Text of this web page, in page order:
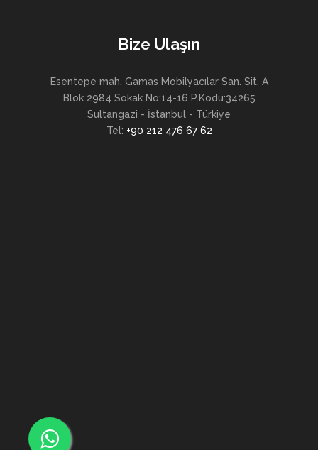
Bize Ulaşın
Esentepe mah. Gamas Mobilyacılar San. Sit. A
Blok 2984 Sokak No:14-16 P.Kodu:34265
Sultangazi - İstanbul - Türkiye
Tel: +90 212 476 67 62